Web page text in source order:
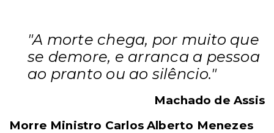
"A morte chega, por muito que
se demore, e arranca a pessoa
ao pranto ou ao silêncio."
Machado de Assis
Morre Ministro Carlos Alberto Menezes